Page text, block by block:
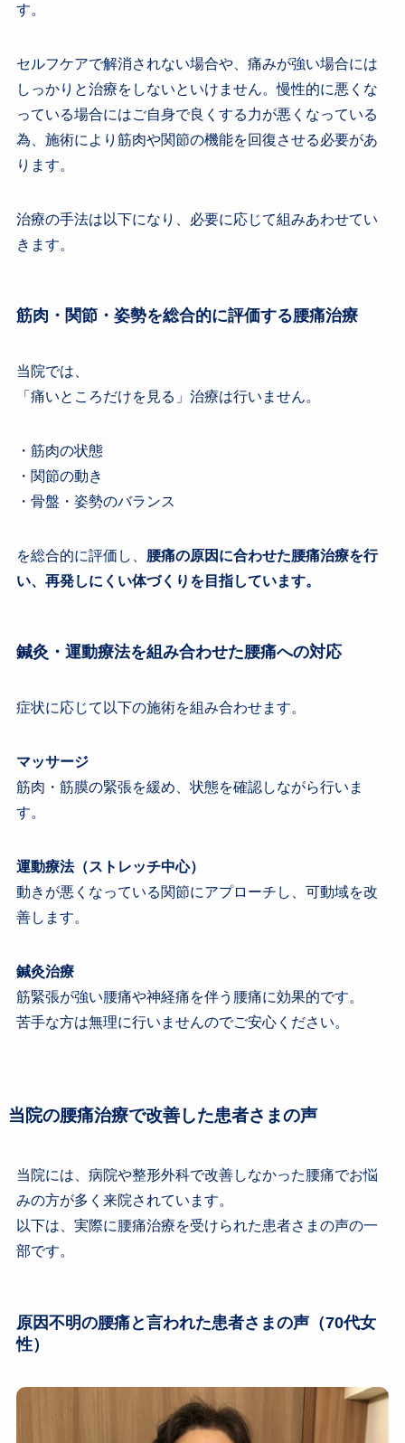
す。
セルフケアで解消されない場合や、痛みが強い場合には
しっかりと治療をしないといけません。慢性的に悪くな
っている場合にはご自身で良くする力が悪くなっている
為、施術により筋肉や関節の機能を回復させる必要があ
ります。
治療の手法は以下になり、必要に応じて組みあわせてい
きます。
筋肉・関節・姿勢を総合的に評価する腰痛治療
当院では、
「痛いところだけを見る」治療は行いません。
・筋肉の状態
・関節の動き
・骨盤・姿勢のバランス
を総合的に評価し、 腰痛の原因に合わせた腰痛治療を行
い、再発しにくい体づくりを目指しています。
鍼灸・運動療法を組み合わせた腰痛への対応
症状に応じて以下の施術を組み合わせます。
マッサージ
筋肉・筋膜の緊張を緩め、状態を確認しながら行いま
す。
運動療法（ストレッチ中心）
動きが悪くなっている関節にアプローチし、可動域を改
善します。
鍼灸治療
筋緊張が強い腰痛や神経痛を伴う腰痛に効果的です。
苦手な方は無理に行いませんのでご安心ください。
当院の腰痛治療で改善した患者さまの声
当院には、病院や整形外科で改善しなかった腰痛でお悩
みの方が多く来院されています。
以下は、実際に腰痛治療を受けられた患者さまの声の一
部です。
原因不明の腰痛と言われた患者さまの声（70代女
性）